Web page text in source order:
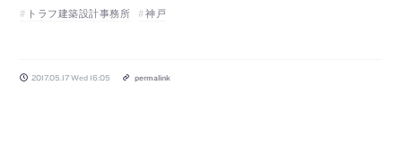
トラフ建築設計事務所
神戸
2017.05.17 Wed 16:05 permalink